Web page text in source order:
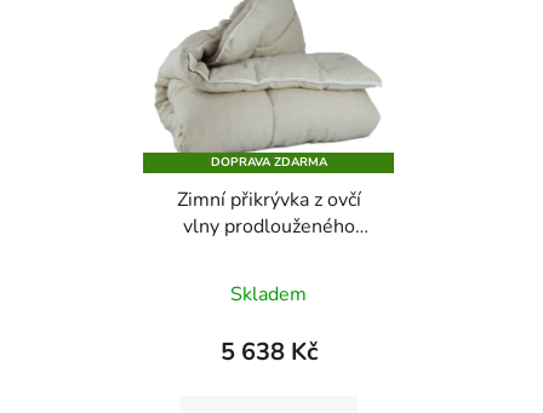
DOPRAVA ZDARMA
Zimní přikrývka z ovčí
vlny prodlouženého
plátnu
Skladem
5 638 Kč